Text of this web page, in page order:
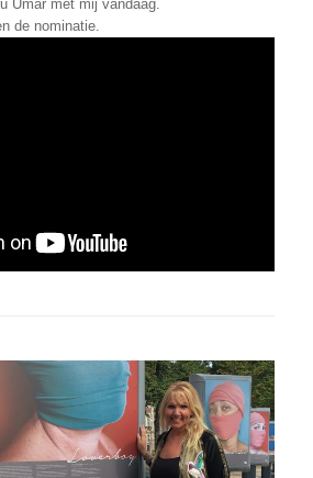
Umar met mij vandaag.
de nominatie.